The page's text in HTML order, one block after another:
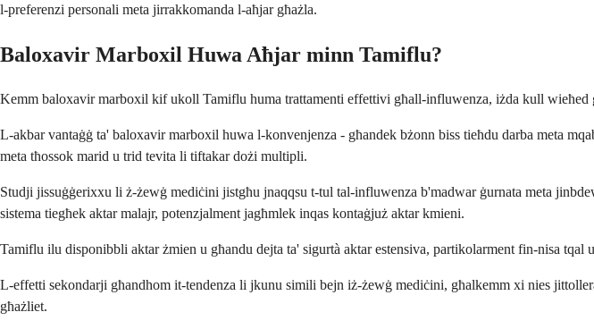
l-preferenzi personali meta jirrakkomanda l-aħjar għażla.
Baloxavir Marboxil Huwa Aħjar minn Tamiflu?
Kemm baloxavir marboxil kif ukoll Tamiflu huma trattamenti effettivi għall-influwenza, iżda kull
L-akbar vantaġġ ta' baloxavir marboxil huwa l-konvenjenza - għandek bżonn biss tieħdu darba meta
meta tħossok marid u trid tevita li tiftakar dożi multipli.
Studji jissuġġerixxu li ż-żewġ mediċini jistgħu jnaqqsu t-tul tal-influwenza b'madwar ġurnata meta
sistema tiegħek aktar malajr, potenzjalment jagħmlek inqas kontaġjuż aktar kmieni.
Tamiflu ilu disponibbli aktar żmien u għandu dejta ta' sigurtà aktar estensiva, partikolarment fin-nisa
L-effetti sekondarji għandhom it-tendenza li jkunu simili bejn iż-żewġ mediċini, għalkemm xi nies
għażliet.